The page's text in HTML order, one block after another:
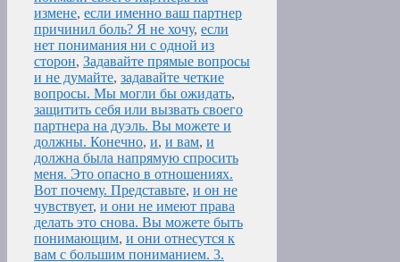
измене, если именно ваш партнер
причинил боль? Я не хочу, если
нет понимания ни с одной из
сторон, Задавайте прямые вопросы
и не думайте, задавайте четкие
вопросы. Мы могли бы ожидать,
защитить себя или вызвать своего
партнера на дуэль. Вы можете и
должны. Конечно, и, и вам, и
должна была напрямую спросить
меня. Это опасно в отношениях.
Вот почему. Представьте, и он не
чувствует, и они не имеют права
делать это снова. Вы можете быть
понимающим, и они отнесутся к
вам с большим пониманием. 3.